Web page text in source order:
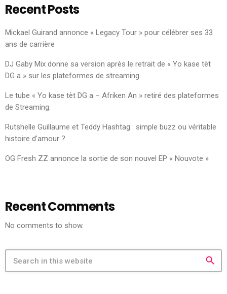
Recent Posts
Mickael Guirand annonce « Legacy Tour » pour célébrer ses 33
ans de carrière
DJ Gaby Mix donne sa version après le retrait de « Yo kase tèt
DG a » sur les plateformes de streaming.
Le tube « Yo kase tèt DG a – Afriken An » retiré des plateformes
de Streaming.
Rutshelle Guillaume et Teddy Hashtag : simple buzz ou véritable
histoire d’amour ?
OG Fresh ZZ annonce la sortie de son nouvel EP « Nouvote »
Recent Comments
No comments to show.
search